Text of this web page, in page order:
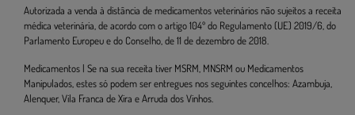
Autorizada a venda à distância de medicamentos veterinários não sujeitos a receita
médica veterinária, de acordo com o artigo 104º do Regulamento (UE) 2019/6, do
Parlamento Europeu e do Conselho, de 11 de dezembro de 2018.
Medicamentos | Se na sua receita tiver MSRM, MNSRM ou Medicamentos
Manipulados, estes só podem ser entregues nos seguintes concelhos: Azambuja,
Alenquer, Vila Franca de Xira e Arruda dos Vinhos.